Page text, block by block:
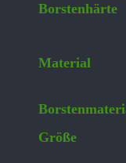
Borstenhärte
Material
Größe